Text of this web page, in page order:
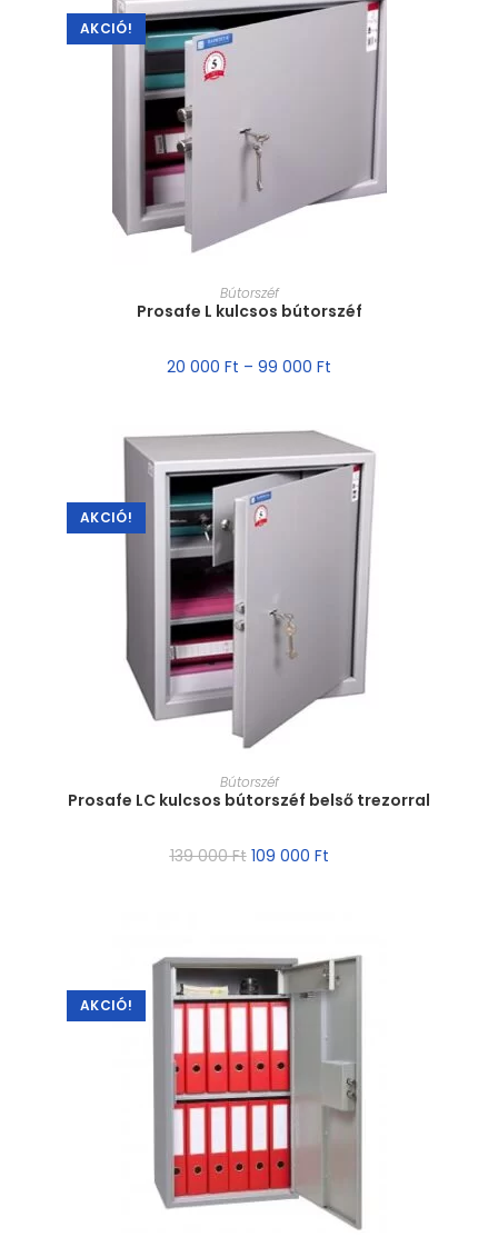
AKCIÓ!
MÉRET VÁLASZTÁSA
Bútorszéf
Prosafe L kulcsos bútorszéf
20 000 Ft – 99 000 Ft
AKCIÓ!
MÉRET VÁLASZTÁSA
Bútorszéf
Prosafe LC kulcsos bútorszéf belső trezorral
139 000Ft 109 000 Ft
AKCIÓ!